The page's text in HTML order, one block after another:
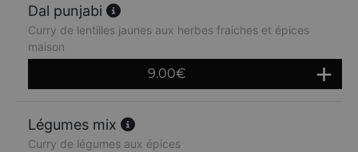
Dal punjabi
Curry de lentilles jaunes aux herbes fraiches et épices
maison
9.00€
Légumes mix
Curry de légumes aux épices